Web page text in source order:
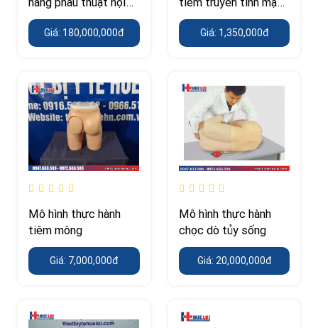
soi
Giá: 180,000,000đ
cánh tay
Giá: 1,350,000đ
Mô hình thực hành
tiêm mông
Giá: 7,000,000đ
Mô hình thực hành
chọc dò tủy sống
Giá: 20,000,000đ